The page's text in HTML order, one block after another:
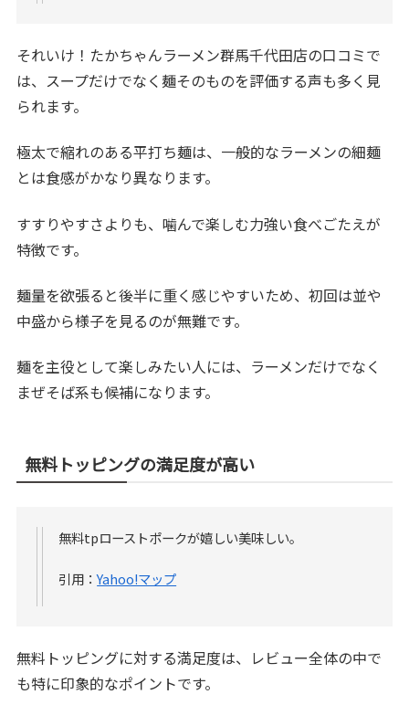
それいけ！たかちゃんラーメン群馬千代田店の口コミで
は、スープだけでなく麺そのものを評価する声も多く見
られます。
極太で縮れのある平打ち麺は、一般的なラーメンの細麺
とは食感がかなり異なります。
すすりやすさよりも、噛んで楽しむ力強い食べごたえが
特徴です。
麺量を欲張ると後半に重く感じやすいため、初回は並や
中盛から様子を見るのが無難です。
麺を主役として楽しみたい人には、ラーメンだけでなく
まぜそば系も候補になります。
無料トッピングの満足度が高い
無料tpローストポークが嬉しい美味しい。
引用：Yahoo!マップ
無料トッピングに対する満足度は、レビュー全体の中で
も特に印象的なポイントです。